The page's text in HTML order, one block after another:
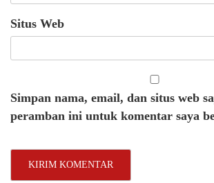
Situs Web
Simpan nama, email, dan situs web
peramban ini untuk komentar saya